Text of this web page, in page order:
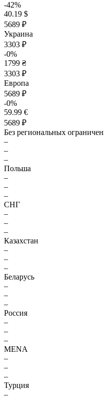
-42%
40.19 $
5689 ₽
Украина
3303 ₽
-0%
1799 ₴
3303 ₽
Европа
5689 ₽
-0%
59.99 €
5689 ₽
Без региональных
–
–
–
Польша
–
–
–
СНГ
–
–
–
Казахстан
–
–
–
Беларусь
–
–
–
Россия
–
–
–
MENA
–
–
–
Турция
–